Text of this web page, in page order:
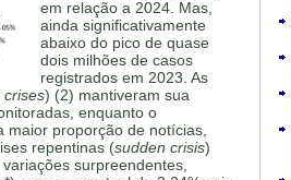
em relação a 2024. Mas,
ainda significativamente
abaixo do pico de quase
dois milhões de casos
registrados em 2023. As
crises) (2) mantiveram sua
enquanto o
proporção de notícias,
repentinas (sudden crisis)
surpreendentes,